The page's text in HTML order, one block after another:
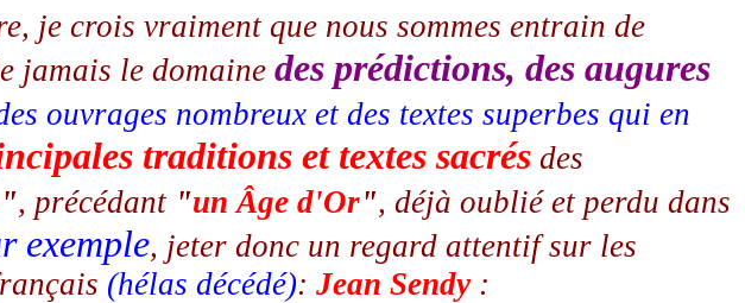
je crois vraiment que nous sommes entrain de
jamais le domaine des prédictions, des augures
ouvrages nombreux et des textes superbes qui en
traditions et textes sacrés des
", précédant "un Âge d'Or", déjà oublié et perdu dans
exemple, jeter donc un regard attentif sur les
(hélas décédé): Jean Sendy :